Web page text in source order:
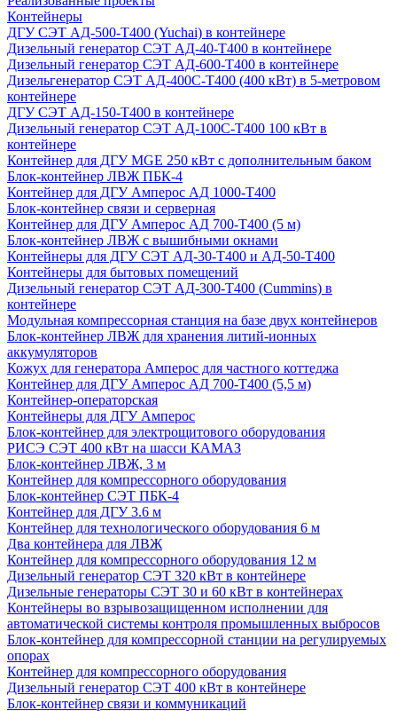
Контейнеры
ДГУ СЭТ АД-500-Т400 (Yuchai) в контейнере
Дизельный генератор СЭТ АД-40-Т400 в контейнере
Дизельный генератор СЭТ АД-600-Т400 в контейнере
Дизельгенератор СЭТ АД-400С-Т400 (400 кВт) в 5-метровом
контейнере
ДГУ СЭТ АД-150-Т400 в контейнере
Дизельный генератор СЭТ АД-100С-Т400 100 кВт в
контейнере
Контейнер для ДГУ MGE 250 кВт с дополнительным баком
Блок-контейнер ЛВЖ ПБК-4
Контейнер для ДГУ Амперос АД 1000-Т400
Блок-контейнер связи и серверная
Контейнер для ДГУ Амперос АД 700-Т400 (5 м)
Блок-контейнер ЛВЖ с вышибными окнами
Контейнеры для ДГУ СЭТ АД-30-Т400 и АД-50-Т400
Контейнеры для бытовых помещений
Дизельный генератор СЭТ АД-300-Т400 (Cummins) в
контейнере
Модульная компрессорная станция на базе двух контейнеров
Блок-контейнер ЛВЖ для хранения литий-ионных
аккумуляторов
Кожух для генератора Амперос для частного коттеджа
Контейнер для ДГУ Амперос АД 700-Т400 (5,5 м)
Контейнер-операторская
Контейнеры для ДГУ Амперос
Блок-контейнер для электрощитового оборудования
РИСЭ СЭТ 400 кВт на шасси КАМАЗ
Блок-контейнер ЛВЖ, 3 м
Контейнер для компрессорного оборудования
Блок-контейнер СЭТ ПБК-4
Контейнер для ДГУ 3.6 м
Контейнер для технологического оборудования 6 м
Два контейнера для ЛВЖ
Контейнер для компрессорного оборудования 12 м
Дизельный генератор СЭТ 320 кВт в контейнере
Дизельные генераторы СЭТ 30 и 60 кВт в контейнерах
Контейнеры во взрывозащищенном исполнении для
автоматической системы контроля промышленных выбросов
Блок-контейнер для компрессорной станции на регулируемых
опорах
Контейнер для компрессорного оборудования
Дизельный генератор СЭТ 400 кВт в контейнере
Блок-контейнер связи и коммуникаций